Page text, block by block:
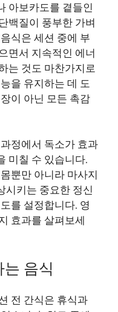
아보카도를 곁들인
백질이 풍부한 가벼
식은 세션 중에 부
면서 지속적인 에너
는 것도 마찬가지로
을 유지하는 데 도
이 아닌 모든 촉감
정에서 독소가 효과
미칠 수 있습니다.
뿐만 아니라 마사지
시키는 중요한 정신
를 설정합니다. 영
효과를 살펴보세
음식
전 간식은 휴식과